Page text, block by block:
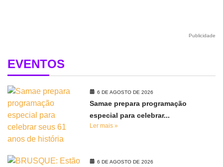
Publicidade
EVENTOS
6 DE AGOSTO DE 2026
Samae prepara programação
especial para celebrar...
Ler mais »
6 DE AGOSTO DE 2026